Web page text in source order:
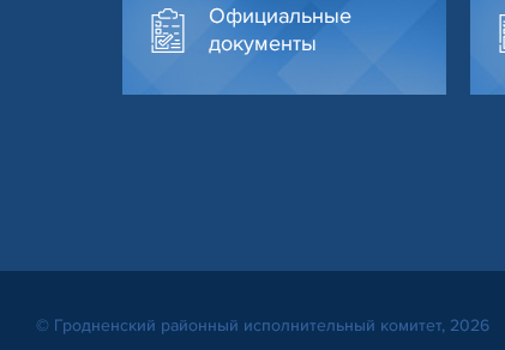
Официальные
документы
© Гродненский районный исполнительный комитет, 2026